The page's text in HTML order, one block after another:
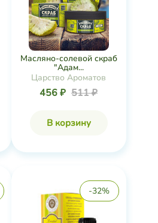
Масляно-солевой скраб
"Адам...
Царство Ароматов
456 ₽ 511 ₽
В корзину
-32%